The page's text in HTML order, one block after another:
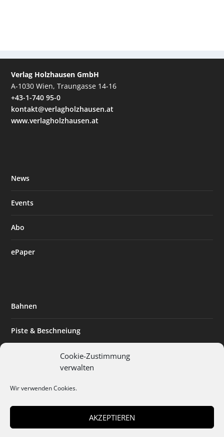
Cookie-Zustimmung
verwalten
Wir verwenden Cookies.
AKZEPTIEREN
Verlag Holzhausen GmbH
A-1030 Wien, Traungasse 14-16
+43-1-740 95-0
kontakt@verlagholzhausen.at
www.verlagholzhausen.at
News
Events
Abo
ePaper
Bahnen
Piste & Beschneiung
Expertise & Technik